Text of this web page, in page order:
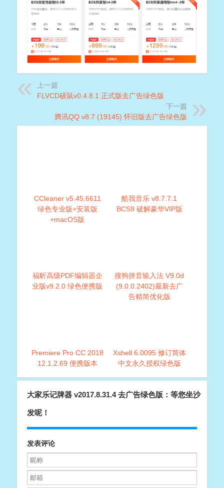
上一篇
FLVCD硕鼠v0.4.8.1 正式版去广告绿色版
下一篇
腾讯QQ v8.7 (19145) 怀旧版去广告绿色版
CCleaner v5.45.6611
绿色专业版+安装版
+macOS版
酷我音乐 v8.7.7.1
BCS9 破解豪华VIP版
福昕高级PDF编辑器企
业版v9.2.0 绿色便携版
搜狗拼音输入法 V9.0d
(9.0.0.2402)最新去广
告精简优化版
Premiere Pro CC 2018
12.1.2.69 便携版本
Xshell 6.0095 修订简体
中文永久授权绿色版
大家乐记牌器 v2017.8.31.4 去广告绿色版：等您坐沙
发呢！
发表评论